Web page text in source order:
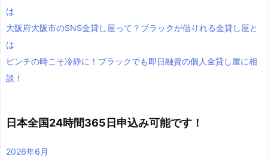
は
大阪府大阪市のSNS金貸し屋って？ブラックが借りれる金貸し屋と
は
ピンチの時こそ冷静に！ブラックでも即日融資の個人金貸し屋に相
談！
日本全国24時間365日申込み可能です！
2026年6月